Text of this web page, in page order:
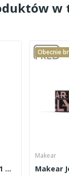
w
Makear Jelly&Go JG01 Milky Pink 50ml
Obecnie
Makear